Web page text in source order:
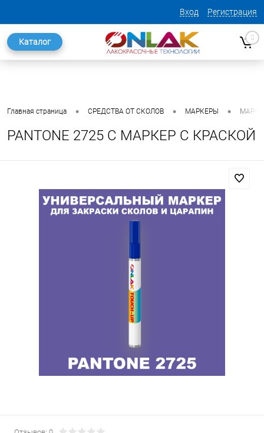
Вход Регистрация
Каталог 0
Главная страница • СРЕДСТВА ОТ СКОЛОВ • МАРКЕРЫ •
PANTONE 2725 C МАРКЕР С КРАСКОЙ